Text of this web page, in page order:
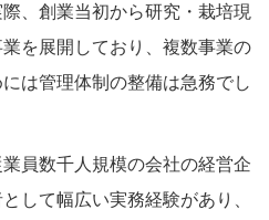
、創業当初から研究・栽培現
を展開しており、複数事業の
は管理体制の整備は急務でし
員数千人規模の会社の経営企
して幅広い実務経験があり、